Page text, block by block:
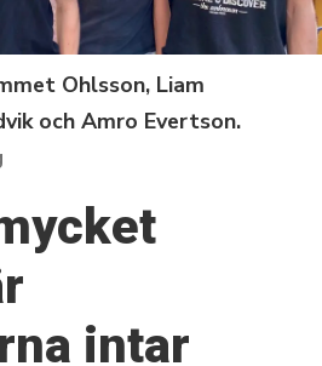
Ohlsson, Liam
och Amro Evertson.
intar